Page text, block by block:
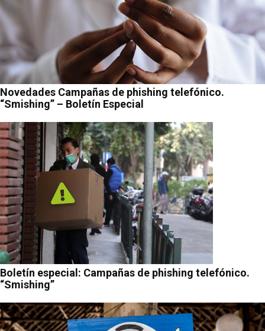
Novedades Campañas de phishing telefónico.
“Smishing” – Boletín Especial
Boletín especial: Campañas de phishing telefónico.
“Smishing”